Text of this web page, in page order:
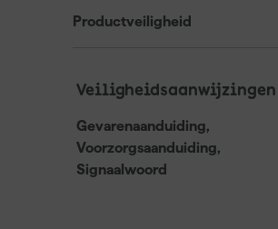
Productveiligheid
Veiligheidsaanwijzingen
Gevarenaanduiding,
Voorzorgsaanduiding,
Signaalwoord